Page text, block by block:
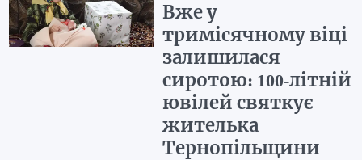
Вже у
тримісячному віці
залишилася
сиротою: 100-літній
ювілей святкує
жителька
Тернопільщини